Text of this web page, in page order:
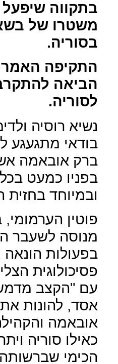
בתקווה
משטרו של
בסוריה.
התקיפה
הביאה
לסוריה.
נשיא רוסיה
בודאי מתגעגע
ברק אובאמה
בפניו כמעט
ובמיוחד בחזית
פוטין
מנוסה לשעבר
בפעולות הונאה
עם "הקצב
אסד, להונות
אובאמה
כאילו סוריה
הכימי